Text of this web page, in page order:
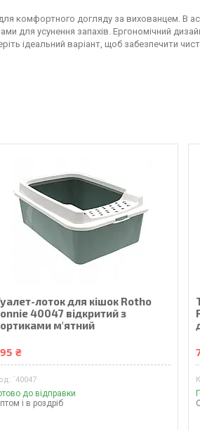
для комфортного догляду за вихованцем. В
для усунення запахів. Ергономічний
ідеальний варіант, щоб забезпечити
лоток для кішок Rotho
40047 відкритий з
м'ятний
₴
`40047
до відправки
і в роздріб